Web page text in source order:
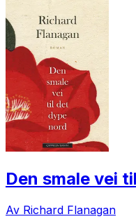
Den smale vei
Av Richard Flanagan